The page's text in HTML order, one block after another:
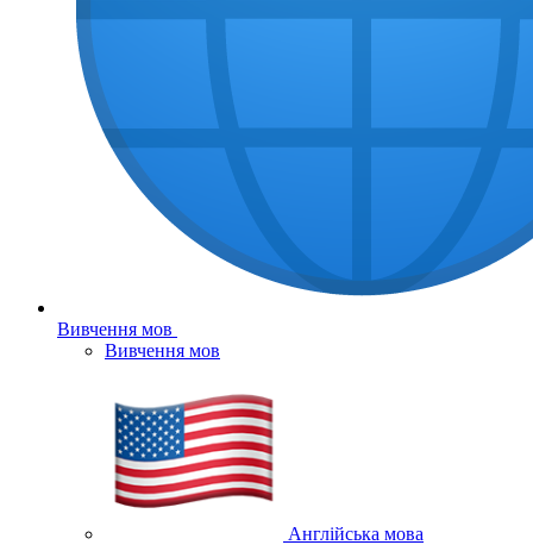
Вивчення мов
Вивчення мов
Англійська мова